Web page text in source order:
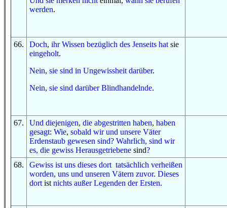
werden.
66. Doch, ihr Wissen bezüglich des Jenseits hat sie
eingeholt.
Nein, sie sind in Ungewissheit darüber.
Nein, sie sind darüber Blindhandelnde.
67. Und diejenigen, die abgestritten haben, haben
gesagt: Wie, sobald wir und unsere Väter
Erdenstaub gewesen sind? Wahrlich, sind wir
es, die gewiss Herausgetriebene sind?
68. Gewiss ist uns dieses dort tatsächlich verheißen
worden, uns und unseren Vätern zuvor. Dieses
dort ist nichts außer Legenden der Ersten.